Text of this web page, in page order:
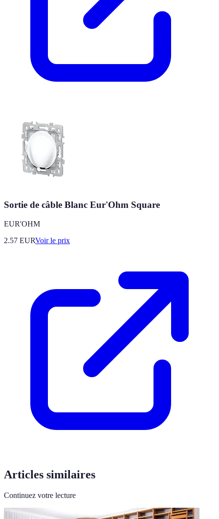
Sortie de câble Blanc Eur'Ohm Square
EUR'OHM
2.57 EURVoir le prix
Articles similaires
Continuez votre lecture